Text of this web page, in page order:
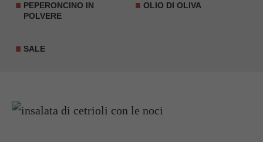
PEPERONCINO IN
POLVERE
OLIO DI OLIVA
SALE